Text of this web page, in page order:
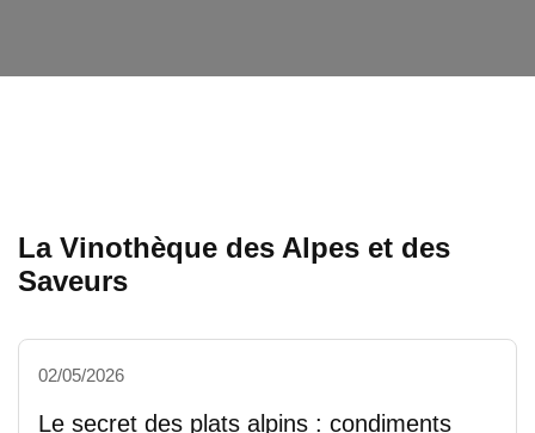
La Vinothèque des Alpes et des
Saveurs
02/05/2026
Le secret des plats alpins : condiments